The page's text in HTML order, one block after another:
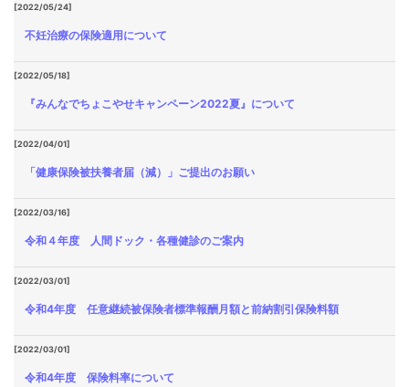
[2022/05/24]
不妊治療の保険適用について
[2022/05/18]
『みんなでちょこやせキャンペーン2022夏』について
[2022/04/01]
「健康保険被扶養者届（減）」ご提出のお願い
[2022/03/16]
令和４年度 人間ドック・各種健診のご案内
[2022/03/01]
令和4年度 任意継続被保険者標準報酬月額と前納割引保険料額
[2022/03/01]
令和4年度 保険料率について